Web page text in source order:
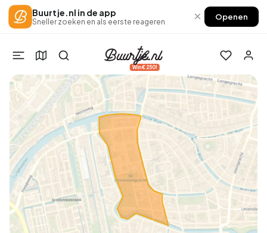
Buurtje.nl in de app
Sneller zoeken en als eerste reageren × Openen
Win €250!